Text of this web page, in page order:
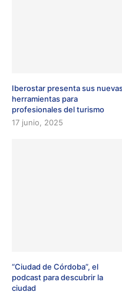
Iberostar presenta sus
herramientas para
profesionales del turismo
17 junio, 2025
“Ciudad de Córdoba”, el
podcast para descubrir la
ciudad